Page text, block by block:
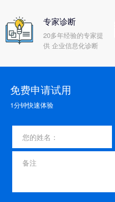
专家诊断
20多年经验的专家提
供 企业信息化诊断
免费申请试用
1分钟快速体验